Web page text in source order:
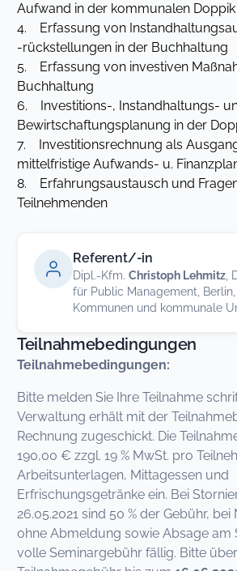
Aufwand in der kommunalen Doppik
4. Erfassung von
-rückstellungen in der Buchhaltung
5. Erfassung von investiven
Buchhaltung
6. Investitions-, Instandhaltungs-
Bewirtschaftungsplanung in der
7. Investitionsrechnung als
mittelfristige Aufwands- u.
8. Erfahrungsaustausch und
Teilnehmenden
Referent/-in
Dipl.-Kfm. Christoph Lehmitz
für Public Management,
Kommunen und kommunale
Teilnahmebedingungen
Teilnahmebedingungen:
Bitte melden Sie Ihre Teilnahme
Verwaltung erhält mit der
Rechnung zugeschickt. Die
190,00 € zzgl. 19 % MwSt. pro
Arbeitsunterlagen, Mittagessen und
Erfrischungsgetränke ein. Bei
26.05.2021 sind 50 % der Gebühr,
ohne Abmeldung sowie Absage am
volle Seminargebühr fällig. Bitte